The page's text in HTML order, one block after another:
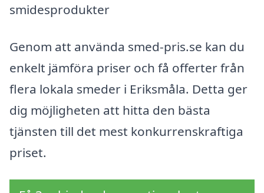
smidesprodukter
Genom att använda smed-pris.se kan du
enkelt jämföra priser och få offerter från
flera lokala smeder i Eriksmåla. Detta ger
dig möjligheten att hitta den bästa
tjänsten till det mest konkurrenskraftiga
priset.